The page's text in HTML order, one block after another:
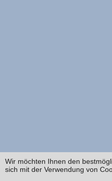
Wir möchten Ihnen den
sich mit der Verwendung von